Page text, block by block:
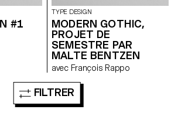
#1
TYPE DESIGN
MODERN GOTHIC,
PROJET DE
SEMESTRE PAR
MALTE BENTZEN
avec François Rappo
FILTRER